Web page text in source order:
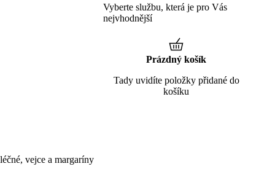
vejce a margaríny
Vyberte službu, která je pro Vás
nejvhodnější
Prázdný košík
Tady uvidíte položky přidané do
košíku